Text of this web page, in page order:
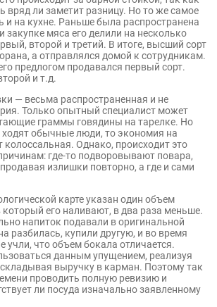
вряд ли заметит разницу. Но то же самое
и на кухне. Раньше была распространена
закупке мяса его делили на несколько
второй и третий. В итоге, высший сорт
а отправлялся домой к сотрудникам.
предлогом продавался первый сорт.
и т.д.
— весьма распространенная и не
Только опытный специалист может
граммы говядины на тарелке. Но
ходят обычные люди, то экономия на
колоссальная. Однако, происходит это
где-то подворовывают повара,
излишки повторно, а где и сами
карте указан один объем
который его наливают, в два раза меньше.
напиток подавали в оригинальной
разбилась, купили другую, и во время
учли, что объем бокала отличается.
данным упущением, реализуя
выручку в карман. Поэтому так
проводить полную ревизию и
ли посуда изначально заявленному